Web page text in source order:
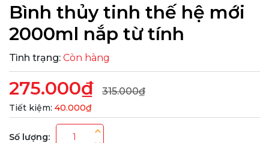
Bình thủy tinh thế hệ mới
2000ml nắp từ tính
Tình trạng: Còn hàng
275.000₫ 315.000₫
Tiết kiệm: 40.000₫
Số lượng: